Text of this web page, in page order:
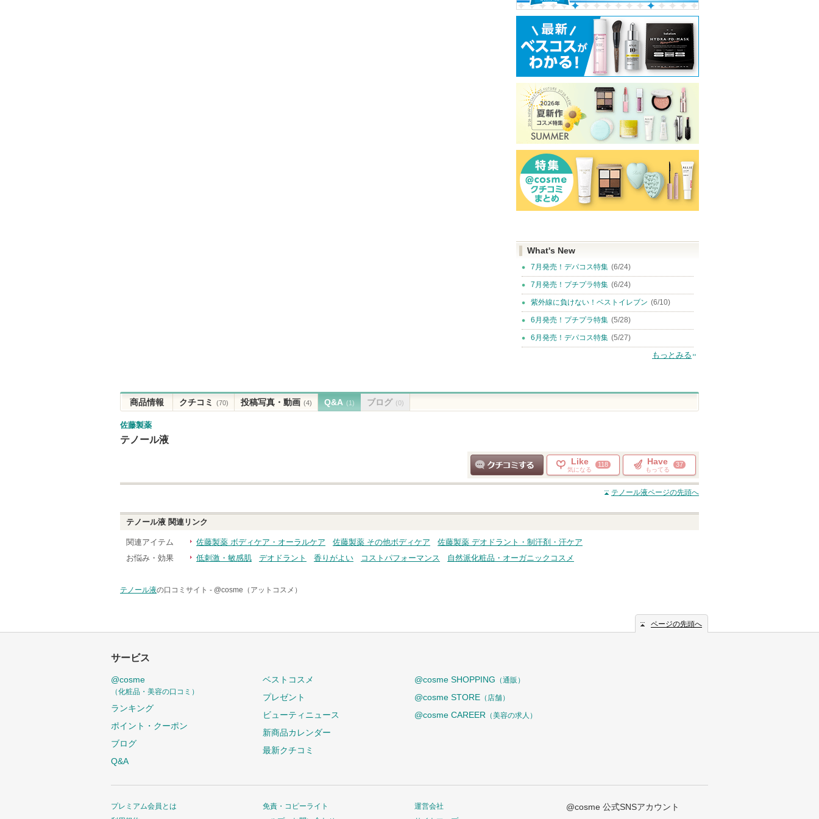
What's New
7月発売！デパコス特集 (6/24)
7月発売！プチプラ特集 (6/24)
紫外線に負けない！ベストイレブン (6/10)
6月発売！プチプラ特集 (5/28)
6月発売！デパコス特集 (5/27)
もっとみる
商品情報 クチコミ (70) 投稿写真・動画 (4) Q&A (1) ブログ (0)
佐藤製薬
テノール液
クチコミする
Like
気になる
118 Have
もってる
37
テノール液ページの先頭へ
テノール液 関連リンク
関連アイテム 佐藤製薬 ボディケア・オーラルケア 佐藤製薬 その他ボディケア
佐藤製薬 デオドラント・制汗剤・汗ケア
お悩み・効果
低刺激・敏感肌 デオドラント 香りがよい コストパフォーマンス 自然派化粧品・オーガニックコスメ
テノール液の口コミサイト - @cosme（アットコスメ）
ページの先頭へ
サービス
@cosme
（化粧品・美容の口コミ）
ランキング
ポイント・クーポン
ブログ
Q&A
ベストコスメ
プレゼント
ビューティニュース
新商品カレンダー
最新クチコミ
@cosme SHOPPING （通販）
@cosme STORE （店舗）
@cosme CAREER （美容の求人）
プレミアム会員とは
免責・コピーライト
運営会社
@cosme 公式SNSアカウント